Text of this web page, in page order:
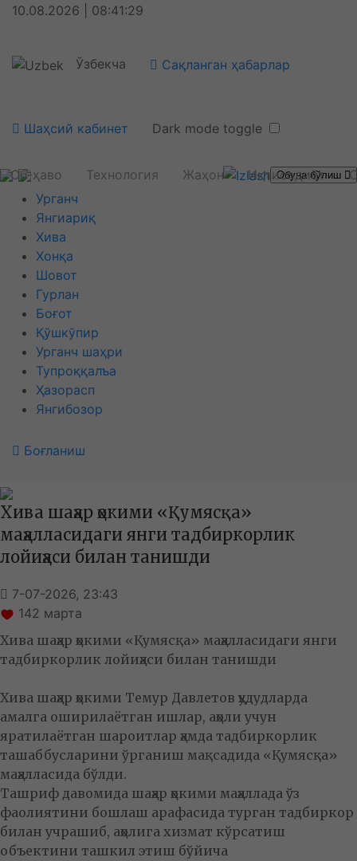
10.08.2026 | 08:41:29
Ўзбекча Сақланган ҳабарлар
Шаҳсий кабинет Dark mode toggle
Об-ҳаво Технология Жаҳон Иқтисодиёт
Обуна бўлиш
Урганч
Янгиариқ
Хива
Хонқа
Шовот
Гурлан
Боғот
Қўшкўпир
Урганч шаҳри
Тупроққалъа
Ҳазорасп
Янгибозор
Боғланиш
Хива шаҳар ҳокими «Қумясқа»
маҳалласидаги янги тадбиркорлик
лойиҳаси билан танишди
7-07-2026, 23:43
142 марта
Хива шаҳар ҳокими «Қумясқа» маҳалласидаги янги
тадбиркорлик лойиҳаси билан танишди
Хива шаҳар ҳокими Темур Давлетов ҳудудларда
амалга оширилаётган ишлар, аҳоли учун
яратилаётган шароитлар ҳамда тадбиркорлик
ташаббусларини ўрганиш мақсадида «Қумясқа»
маҳалласида бўлди.
Ташриф давомида шаҳар ҳокими маҳаллада ўз
фаолиятини бошлаш арафасида турган тадбиркор
билан учрашиб, аҳолига хизмат кўрсатиш
объектини ташкил этиш бўйича